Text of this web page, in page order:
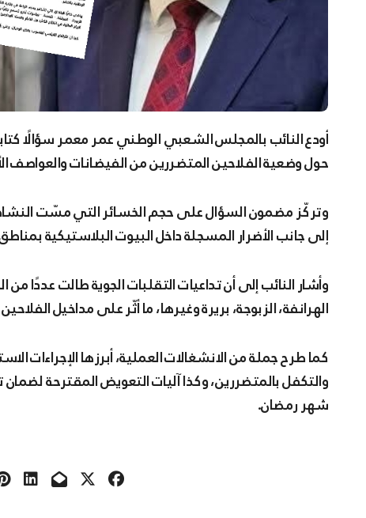
أودع النائب بالمجلس الشعبي الوطني عمر معمر سؤالًا كتابيًا موجّهًا إلى وزير الفلاحة والتنمية الريفية والصيد البحري،
حول وضعية الفلاحين المتضررين من الفيضانات والعواصف
وتركّز مضمون السؤال على حجم الخسائر التي مسّت
إلى جانب الأضرار المسجلة داخل البيوت البلاستيكية بمناطق
وأشار النائب إلى أن تداعيات التقلبات الجوية طالت عددًا
الهرانفة، الزبوجة، بريرة وغيرها، ما أثّر على مداخيل
كما طرح جملة من الانشغالات العملية، أبرزها الإجراءات
والتكفل بالمتضررين، وكذا آليات التعويض المقترحة
شهر رمضان.